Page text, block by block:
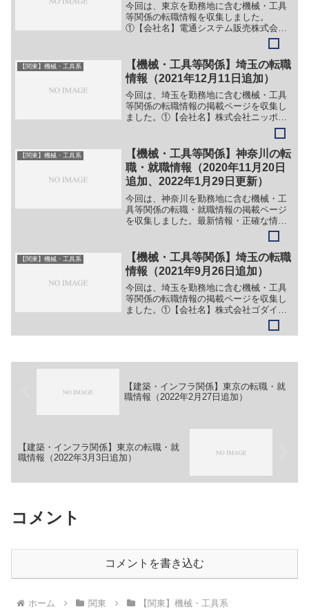
今回は、東京を勤務地に含む機械・工具
等関係の転職情報を収集しました。
①【会社名】電通システム販売株式会社
【職務】（１）ファシリティエンジニア
【勤務地】東京都新宿区住吉町1-20等
【詳細】転職・就職情報の詳細はこちら
②【会社名】さくら構造株式...
【関東】機械・工具系
【機械・工具等関係】埼玉の転職
情報（2021年12月11日追加）
今回は、埼玉を勤務地に含む機械・工具
等関係の転職情報の掲載ページを収集し
ました。①【会社名】株式会社ニッポー
【職務】（１）技術職（２）営業職【勤
務地】埼玉県川口市川口2-13-20等【詳
細】転職・就職情報の詳細はこちら
②【会社名】株式会社 ...
【関東】機械・工具系
【機械・工具等関係】神奈川の転
職・就職情報（2020年11月20日
追加、2022年1月29日更新）
今回は、神奈川を勤務地に含む機械・工
具等関係の転職・就職情報の掲載ページ
を収集しました。最新情報・正確な情報
は企業サイトでご確認ください。①【会
社名】三菱重工業株式会社【職務】［キ
ャリア・中途］＞＞（１）電化新製品創
出のための各種技術開発、...
【関東】機械・工具系
【機械・工具等関係】埼玉の転職
情報（2021年9月26日追加）
今回は、埼玉を勤務地に含む機械・工具
等関係の転職情報の掲載ページを収集し
ました。①【会社名】株式会社ゴダイエ
ンジニアリング【職務】（１）機械設計
（２）電気回路設計（３）制御盤組立
【建築・インフラ関係】東京の転職・就
職情報（2022年2月27日追加）
【建築・インフラ関係】東京の転職・就
職情報（2022年3月3日追加）
コメント
コメントを書き込む
ホーム 関東 【関東】機械・工具系